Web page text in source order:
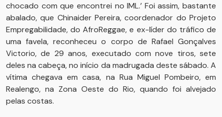
chocado com que encontrei no IML.’ Foi assim, bastante
abalado, que Chinaider Pereira, coordenador do Projeto
Empregabilidade, do AfroReggae, e ex-líder do tráfico de
uma favela, reconheceu o corpo de Rafael Gonçalves
Victorio, de 29 anos, executado com nove tiros, sete
deles na cabeça, no início da madrugada deste sábado. A
vítima chegava em casa, na Rua Miguel Pombeiro, em
Realengo, na Zona Oeste do Rio, quando foi alvejado
pelas costas.